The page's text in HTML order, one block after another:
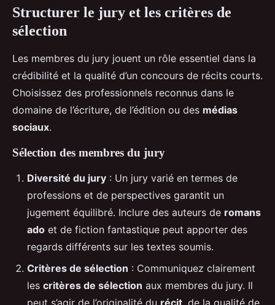
Structurer le jury et les critères de
sélection
Les membres du jury jouent un rôle essentiel dans la
crédibilité et la qualité d’un concours de récits courts.
Choisissez des professionnels reconnus dans le
domaine de l’écriture, de l’édition ou des médias
sociaux.
Sélection des membres du jury
Diversité du jury : Un jury varié en termes de
professions et de perspectives garantit un
jugement équilibré. Inclure des auteurs de romans
ado et de fiction fantastique peut apporter des
regards différents sur les textes soumis.
Critères de sélection : Communiquez clairement
les critères de sélection aux membres du jury. Il
peut s’agir de l’originalité du récit, de la qualité de